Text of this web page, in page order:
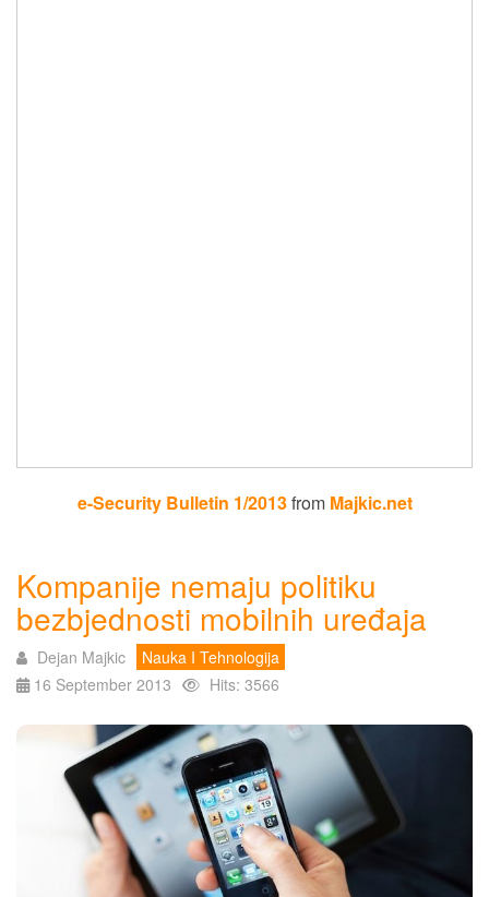
e-Security Bulletin 1/2013from Majkic.net
Kompanije nemaju politiku
bezbjednosti mobilnih uređaja
Dejan Majkic
Nauka I Tehnologija
16 September 2013
Hits: 3566